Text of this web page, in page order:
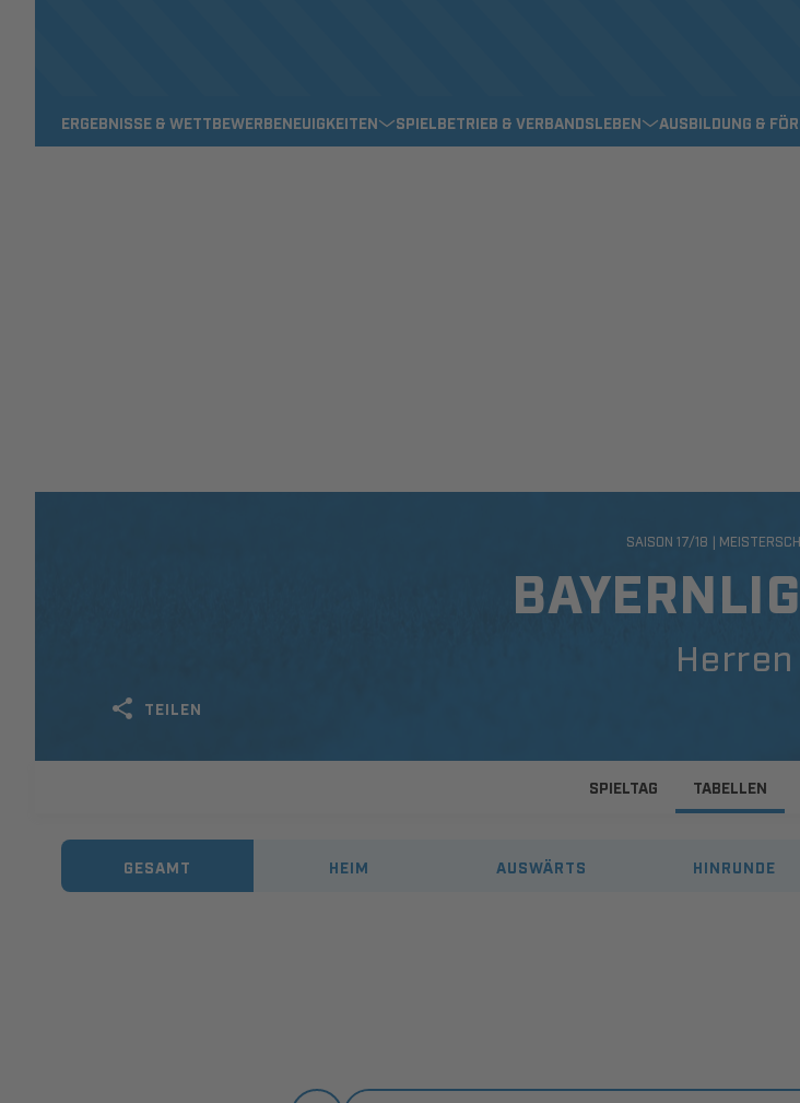
ERGEBNISSE & WETTBEWERBENEUIGKEITEN SPIELBETRIEB & VERBANDSLEBEN AUSBILDUNG &
Herren
SAISON 17/18 |
TEILEN
SPIELTAG TABELLEN
GESAMT HEIM AUSWÄRTS HINRUNDE